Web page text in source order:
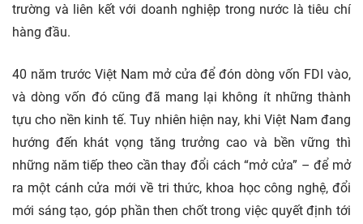
trường và liên kết với doanh nghiệp trong nước là tiêu chí
hàng đầu.
40 năm trước Việt Nam mở cửa để đón dòng vốn FDI vào,
và dòng vốn đó cũng đã mang lại không ít những thành
tựu cho nền kinh tế. Tuy nhiên hiện nay, khi Việt Nam đang
hướng đến khát vọng tăng trưởng cao và bền vững thì
những năm tiếp theo cần thay đổi cách “mở cửa” – để mở
ra một cánh cửa mới về tri thức, khoa học công nghệ, đổi
mới sáng tạo, góp phần then chốt trong việc quyết định tới